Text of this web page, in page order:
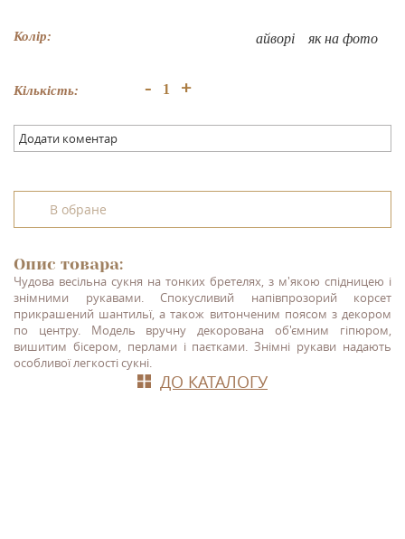
Колір: як на фото
айворі
Кількість: - +
Додати коментар
В обране
Опис товара:
Чудова весільна сукня на тонких бретелях, з м'якою спідницею і
знімними рукавами. Спокусливий напівпрозорий корсет
прикрашений шантильї, а також витонченим поясом з декором
по центру. Модель вручну декорована об'ємним гіпюром,
вишитим бісером, перлами і паєтками. Знімні рукави надають
особливої легкості сукні.
ДО КАТАЛОГУ